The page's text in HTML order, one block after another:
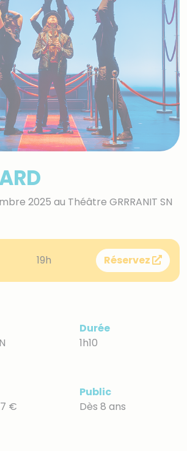
2025 au Théâtre GRRRANIT SN
19h Réservez
Durée
1h10
€
Public
Dès 8 ans